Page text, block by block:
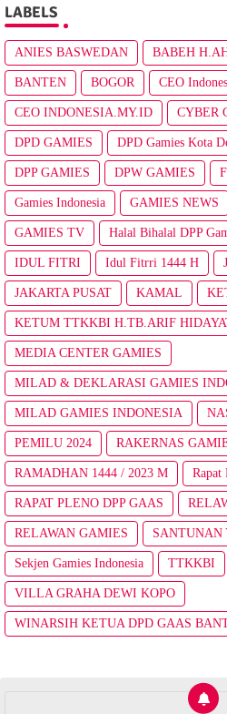
LABELS
ANIES BASWEDAN BABEH
BANTEN BOGOR CEO
CEO INDONESIA.MY.ID CYBER
DPD GAMIES DPD Gamies Kota
DPP GAMIES DPW GAMIES
Gamies Indonesia GAMIES NEWS
GAMIES TV Halal Bihalal DPP
IDUL FITRI Idul Fitrri 1444 H
JAKARTA PUSAT KAMAL
KETUM TTKKBI H.TB.ARIF
MEDIA CENTER GAMIES
MILAD & DEKLARASI GAMIES
MILAD GAMIES INDONESIA
PEMILU 2024 RAKERNAS
RAMADHAN 1444 / 2023 M Rapat
RAPAT PLENO DPP GAAS
RELAWAN GAMIES SANTUNAN
Sekjen Gamies Indonesia TTKKBI
VILLA GRAHA DEWI KOPO
WINARSIH KETUA DPD GAAS